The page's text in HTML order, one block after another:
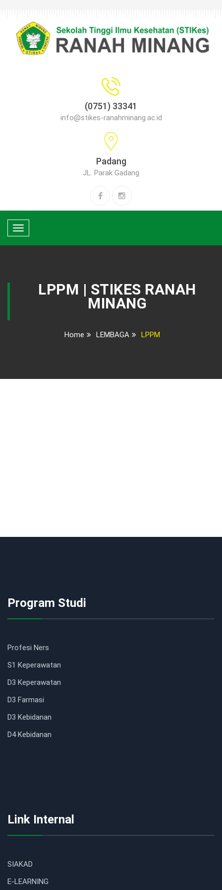
(0751) 33341
info@stikes-ranahminang.ac.id
Padang
JL. Parak Gadang
Toggle
navigation
LPPM | STIKES RANAH
MINANG
Home LEMBAGA LPPM
Program Studi
Profesi Ners
S1 Keperawatan
D3 Keperawatan
D3 Farmasi
D3 Kebidanan
D4 Kebidanan
Link Internal
SIAKAD
E-LEARNING